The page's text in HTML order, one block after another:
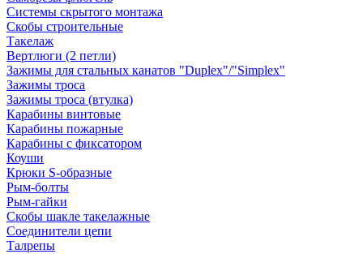
Системы скрытого монтажа
Скобы строительные
Такелаж
Вертлюги (2 петли)
Зажимы для стальных канатов "Duplex"/"Simplex"
Зажимы троса
Зажимы троса (втулка)
Карабины винтовые
Карабины пожарные
Карабины с фиксатором
Коуши
Крюки S-образные
Рым-болты
Рым-гайки
Скобы шакле такелажные
Соединители цепи
Талрепы